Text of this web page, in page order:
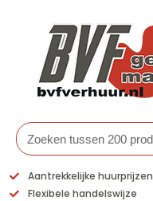
Zoeken
Aantrekkelijke huurprijzen
Flexibele handelswijze